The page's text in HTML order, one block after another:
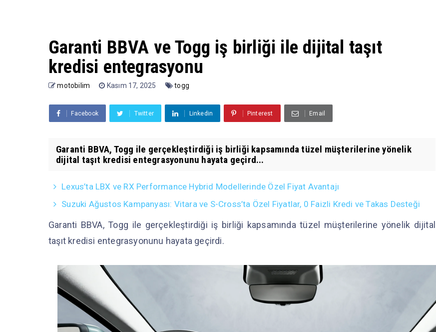
Garanti BBVA ve Togg iş birliği ile dijital taşıt
kredisi entegrasyonu
motobilim Kasım 17, 2025 togg
Facebook Twitter Linkedin Pinterest Email
Garanti BBVA, Togg ile gerçekleştirdiği iş birliği kapsamında tüzel müşterilerine yönelik
dijital taşıt kredisi entegrasyonunu hayata geçird...
Lexus’ta LBX ve RX Performance Hybrid Modellerinde Özel Fiyat Avantajı
Suzuki Ağustos Kampanyası: Vitara ve S-Cross’ta Özel Fiyatlar, 0 Faizli Kredi ve Takas Desteği
Garanti BBVA, Togg ile gerçekleştirdiği iş birliği kapsamında tüzel müşterilerine yönelik dijital
taşıt kredisi entegrasyonunu hayata geçirdi.